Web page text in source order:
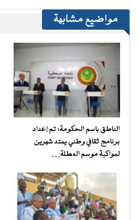
مواضيع مشابهة
الناطق باسم الحكومة: تم إعداد
برنامج ثقافي وطني يمتد شهرين
لمواكبة موسم العطلة…